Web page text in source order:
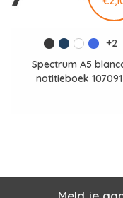
+2
Spectrum A5
notitieboek 107091